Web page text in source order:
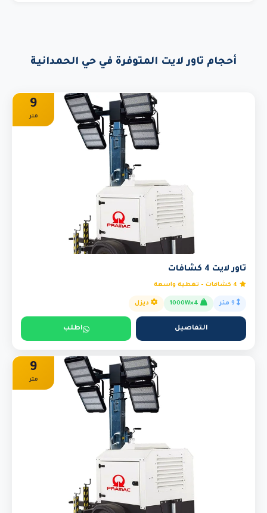
أحجام تاور لايت المتوفرة في حي الحمدانية
9
متر
تاور لايت 4 كشافات
ديزل
التفاصيل اطلب
9
متر